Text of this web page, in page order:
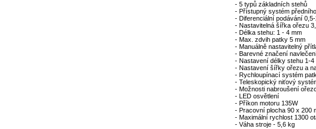
- 5 typů základních stehů
- Přístupný systém
- Diferenciální podávání
- Nastavitelná šířka ořezu
- Délka stehu: 1 - 4 mm
- Max. zdvih patky 5 mm
- Manuálně nastavitelný
- Barevné značení
- Nastavení délky stehu 1-4
- Nastavení šířky ořezu a
- Rychloupínací systém
- Teleskopický niťový
- Možnosti nabroušení
- LED osvětlení
- Příkon motoru 135W
- Pracovní plocha 90 x 200
- Maximální rychlost 1300
- Váha stroje - 5,6 kg